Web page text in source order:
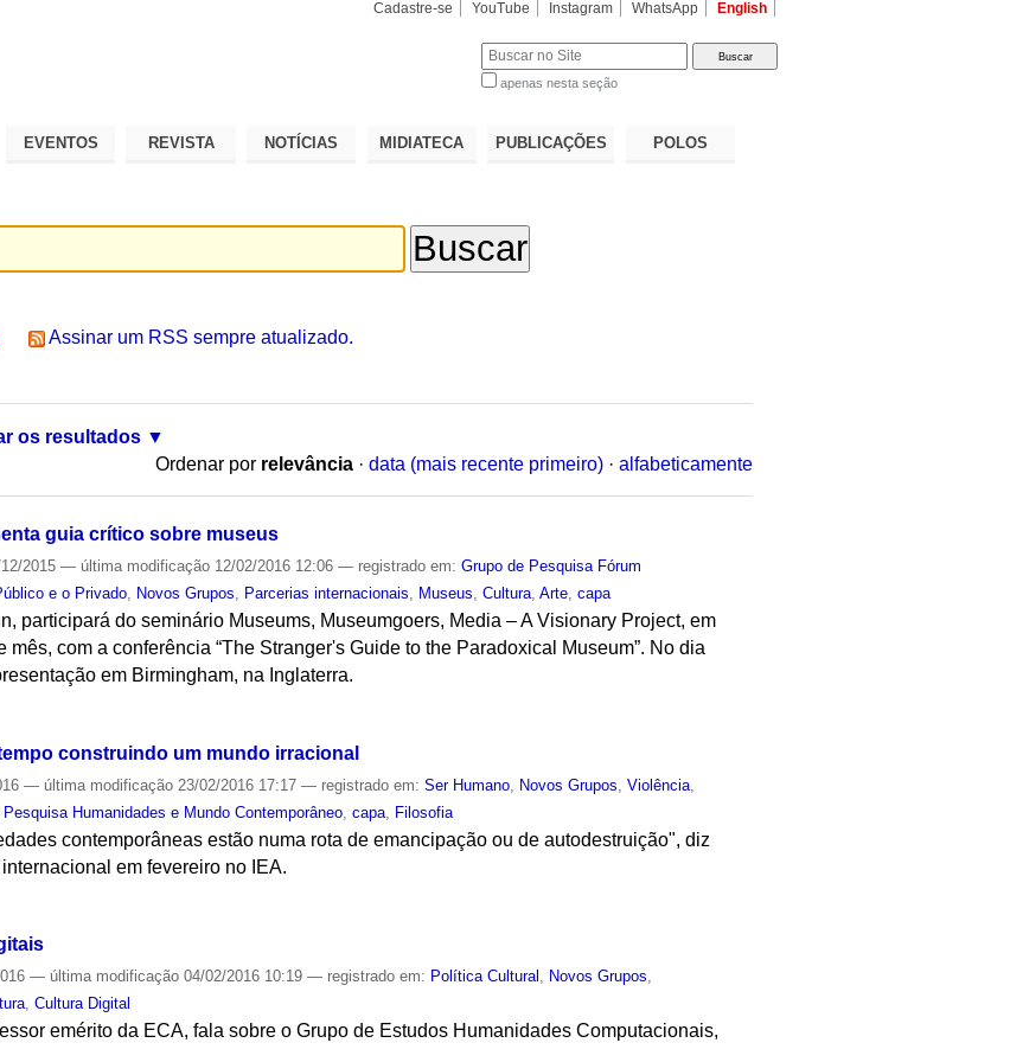
Cadastre-se YouTube Instagram WhatsApp English
apenas nesta seção
EVENTOS REVISTA NOTÍCIAS MIDIATECA PUBLICAÇÕES POLOS
Assinar um RSS sempre atualizado.
os resultados
Ordenar por relevância · data (mais recente primeiro) · alfabeticamente
guia crítico sobre museus
2015— última modificação 12/02/2016 12:06— registrado em:Grupo de Pesquisa Fórum
e o Privado
Novos Grupos Parcerias internacionais Museus ,Cultura ,Arte ,capa
participará do seminário Museums, Museumgoers, Media – A Visionary Project, em
mês, com a conferência “The Stranger's Guide to the Paradoxical Museum”. No dia
em Birmingham, na Inglaterra.
construindo um mundo irracional
— última modificação 23/02/2016 17:17— registrado em:Ser Humano Novos Grupos ,Violência
Pesquisa Humanidades e Mundo Contemporâneo ,capa Filosofia
contemporâneas estão numa rota de emancipação ou de autodestruição", diz
em fevereiro no IEA.
— última modificação 04/02/2016 10:19— registrado em: Política Cultural , Novos Grupos,
,Cultura Digital
emérito da ECA, fala sobre o Grupo de Estudos Humanidades Computacionais,